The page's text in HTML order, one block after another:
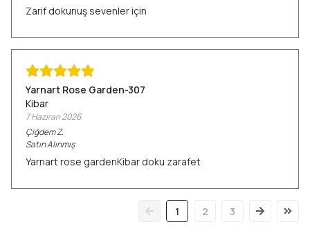
Zarif dokunuş sevenler için
Yarnart Rose Garden-307
Kibar
7 Haziran 2026
ÇiğdemZ.
Satın Alınmış
Yarnart rose gardenKibar doku zarafet
1 2 3